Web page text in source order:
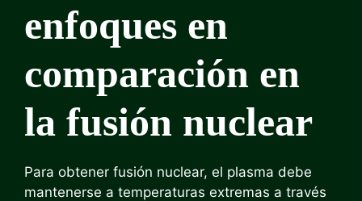
enfoques en
comparación en
la fusión nuclear
Para obtener fusión nuclear, el plasma debe
mantenerse a temperaturas extremas a través